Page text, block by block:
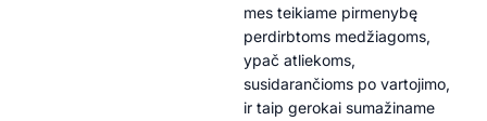
mes teikiame pirmenybę
perdirbtoms medžiagoms,
ypač atliekoms,
susidarančioms po vartojimo,
ir taip gerokai sumažiname